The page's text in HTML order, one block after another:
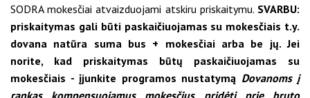
SODRA mokesčiai atvaizduojami atskiru priskaitymu. SVARBU:
priskaitymas gali būti paskaičiuojamas su mokesčiais t.y.
dovana natūra suma bus + mokesčiai arba be jų. Jei
norite, kad priskaitymas būtų paskaičiuojamas su
mokesčiais - įjunkite programos nustatymą Dovanoms į